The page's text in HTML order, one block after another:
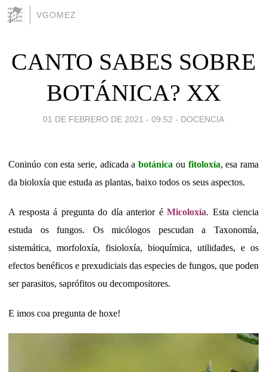
VGOMEZ
CANTO SABES SOBRE
BOTÁNICA? XX
01 DE FEBRERO DE 2021 - 09:52 - DOCENCIA
Coninúo con esta serie, adicada abotánica ou fitoloxía, esa rama
da bioloxía que estuda as plantas, baixo todos os seus aspectos.
A resposta á pregunta do día anterior é Micoloxía. Esta ciencia
estuda os fungos. Os micólogos pescudan a Taxonomía,
sistemática, morfoloxía, fisioloxía, bioquímica, utilidades, e os
efectos benéficos e prexudiciais das especies de fungos, que poden
ser parasitos, saprófitos ou decompositores.
E imos coa pregunta de hoxe!